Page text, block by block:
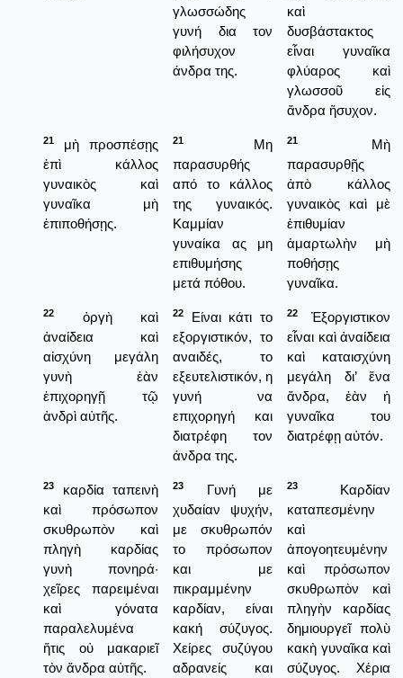
γλωσσώδης
γυνή δια τον
φιλήσυχον
άνδρα της.
καὶ
δυσβάστακτος
εἶναι γυναῖκα
φλύαρος καὶ
γλωσσοῦ εἰς
ἄνδρα ἥσυχον.
21
μὴ προσπέσῃς
ἐπὶ κάλλος
γυναικὸς καὶ
γυναῖκα μὴ
ἐπιποθήσῃς.
21
Μη
παρασυρθής
από το κάλλος
της γυναικός.
Καμμίαν
γυναίκα ας μη
επιθυμήσης
μετά πόθου.
21
Μὴ
παρασυρθῇς
ἀπὸ κάλλος
γυναικὸς καὶ μὲ
ἐπιθυμίαν
ἁμαρτωλὴν μὴ
ποθήσῃς
γυναῖκα.
22
ὀργὴ καὶ
ἀναίδεια καὶ
αἰσχύνη μεγάλη
γυνὴ ἐὰν
ἐπιχορηγῇ τῷ
ἀνδρὶ αὐτῆς.
22
Είναι κάτι το
εξοργιστικόν, το
αναιδές, το
εξευτελιστικόν, η
γυνή να
επιχορηγή και
διατρέφη τον
άνδρα της.
22
Ἐξοργιστικον
εἶναι καὶ ἀναίδεια
καὶ καταισχύνη
μεγάλη δι’ ἕνα
ἄνδρα, ἐὰν ἡ
γυναῖκα του
διατρέφῃ αὐτόν.
23
καρδία ταπεινὴ
καὶ πρόσωπον
σκυθρωπὸν καὶ
πληγὴ καρδίας
γυνὴ πονηρά·
χεῖρες παρειμέναι
καὶ γόνατα
παραλελυμένα
ἥτις οὐ μακαριεῖ
τὸν ἄνδρα αὐτῆς.
23
Γυνή με
χυδαίαν ψυχήν,
με σκυθρωπόν
το πρόσωπον
και με
πικραμμένην
καρδίαν, είναι
κακή σύζυγος.
Χείρες συζύγου
αδρανείς και
23
Καρδίαν
καταπεσμένην
καὶ
ἀπογοητευμένην
καὶ πρόσωπον
σκυθρωπὸν καὶ
πληγὴν καρδίας
δημιουργεῖ πολὺ
κακὴ γυναῖκα καὶ
σύζυγος. Χέρια